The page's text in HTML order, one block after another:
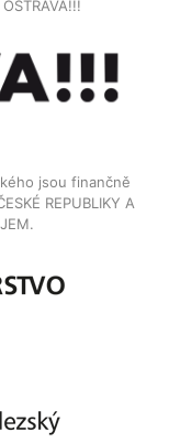
jsou finančně
REPUBLIKY A